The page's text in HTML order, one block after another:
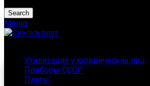
Search
Меню
Утилизация у юридических лиц
Приборы СССР
Платы